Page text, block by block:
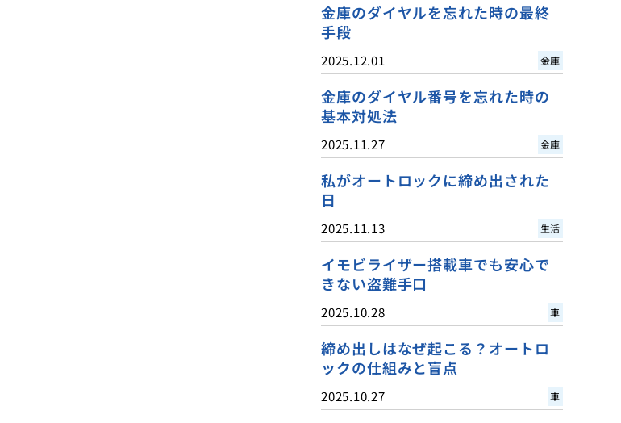
金庫のダイヤルを忘れた時の最終
手段
2025.12.01 金庫
金庫のダイヤル番号を忘れた時の
基本対処法
2025.11.27 金庫
私がオートロックに締め出された
日
2025.11.13 生活
イモビライザー搭載車でも安心で
きない盗難手口
2025.10.28 車
締め出しはなぜ起こる？オートロ
ックの仕組みと盲点
2025.10.27 車